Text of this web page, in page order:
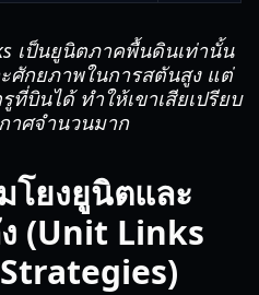
เป็นยูนิตภาคพื้นดินเท่านั้น
ศักยภาพในการสตันสูง แต่
ที่บินได้ ทำให้เขาเสียเปรียบ
าศจำนวนมาก
โยงยูนิตและ
(Unit Links